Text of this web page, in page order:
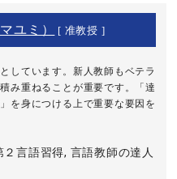
ユミ） [ 准教授 ]
しています。新人教師もベテラ
み重ねることが重要です。「達
を身につける上で重要な要因を
言語習得, 言語教師の達人